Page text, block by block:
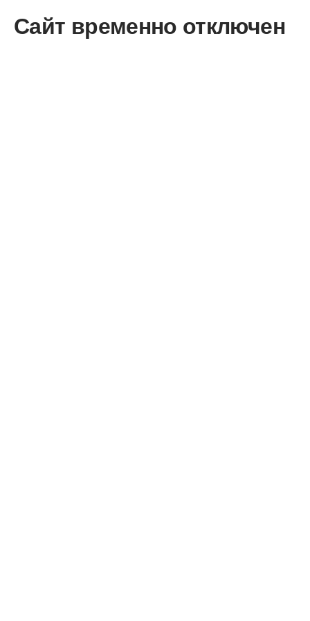
Сайт временно отключен